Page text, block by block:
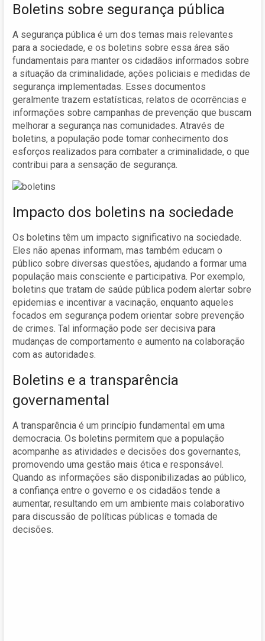
Boletins sobre segurança pública
A segurança pública é um dos temas mais relevantes
para a sociedade, e os boletins sobre essa área são
fundamentais para manter os cidadãos informados sobre
a situação da criminalidade, ações policiais e medidas de
segurança implementadas. Esses documentos
geralmente trazem estatísticas, relatos de ocorrências e
informações sobre campanhas de prevenção que buscam
melhorar a segurança nas comunidades. Através de
boletins, a população pode tomar conhecimento dos
esforços realizados para combater a criminalidade, o que
contribui para a sensação de segurança.
Impacto dos boletins na sociedade
Os boletins têm um impacto significativo na sociedade.
Eles não apenas informam, mas também educam o
público sobre diversas questões, ajudando a formar uma
população mais consciente e participativa. Por exemplo,
boletins que tratam de saúde pública podem alertar sobre
epidemias e incentivar a vacinação, enquanto aqueles
focados em segurança podem orientar sobre prevenção
de crimes. Tal informação pode ser decisiva para
mudanças de comportamento e aumento na colaboração
com as autoridades.
Boletins e a transparência
governamental
A transparência é um princípio fundamental em uma
democracia. Os boletins permitem que a população
acompanhe as atividades e decisões dos governantes,
promovendo uma gestão mais ética e responsável.
Quando as informações são disponibilizadas ao público,
a confiança entre o governo e os cidadãos tende a
aumentar, resultando em um ambiente mais colaborativo
para discussão de políticas públicas e tomada de
decisões.